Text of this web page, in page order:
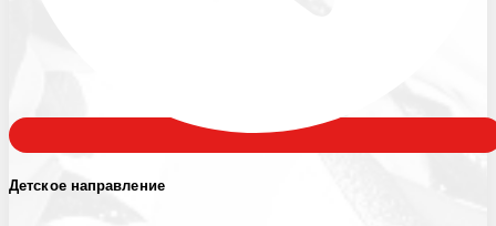
Детское направление